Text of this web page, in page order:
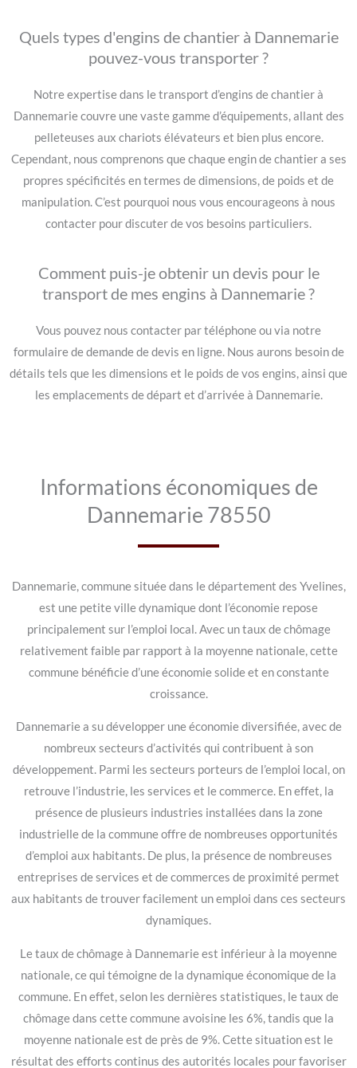
Quels types d'engins de chantier à Dannemarie
pouvez-vous transporter ?
Notre expertise dans le transport d’engins de chantier à
Dannemarie couvre une vaste gamme d’équipements, allant des
pelleteuses aux chariots élévateurs et bien plus encore.
Cependant, nous comprenons que chaque engin de chantier a ses
propres spécificités en termes de dimensions, de poids et de
manipulation. C’est pourquoi nous vous encourageons à nous
contacter pour discuter de vos besoins particuliers.
Comment puis-je obtenir un devis pour le
transport de mes engins à Dannemarie ?
Vous pouvez nous contacter par téléphone ou via notre
formulaire de demande de devis en ligne. Nous aurons besoin de
détails tels que les dimensions et le poids de vos engins, ainsi que
les emplacements de départ et d’arrivée à Dannemarie.
Informations économiques de
Dannemarie 78550
Dannemarie, commune située dans le département des Yvelines,
est une petite ville dynamique dont l’économie repose
principalement sur l’emploi local. Avec un taux de chômage
relativement faible par rapport à la moyenne nationale, cette
commune bénéficie d’une économie solide et en constante
croissance.
Dannemarie a su développer une économie diversifiée, avec de
nombreux secteurs d’activités qui contribuent à son
développement. Parmi les secteurs porteurs de l’emploi local, on
retrouve l’industrie, les services et le commerce. En effet, la
présence de plusieurs industries installées dans la zone
industrielle de la commune offre de nombreuses opportunités
d’emploi aux habitants. De plus, la présence de nombreuses
entreprises de services et de commerces de proximité permet
aux habitants de trouver facilement un emploi dans ces secteurs
dynamiques.
Le taux de chômage à Dannemarie est inférieur à la moyenne
nationale, ce qui témoigne de la dynamique économique de la
commune. En effet, selon les dernières statistiques, le taux de
chômage dans cette commune avoisine les 6%, tandis que la
moyenne nationale est de près de 9%. Cette situation est le
résultat des efforts continus des autorités locales pour favoriser